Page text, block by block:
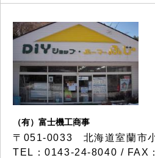
（有）富士機工商事
〒051-0033 北海道室蘭市
TEL：0143-24-8040 / FAX